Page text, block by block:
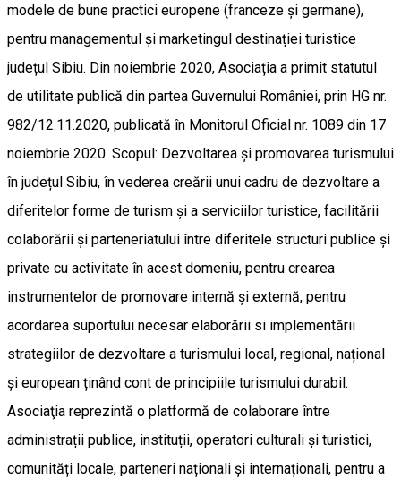
modele de bune practici europene (franceze și germane),
pentru managementul și marketingul destinației turistice
județul Sibiu. Din noiembrie 2020, Asociația a primit statutul
de utilitate publică din partea Guvernului României, prin HG nr.
982/12.11.2020, publicată în Monitorul Oficial nr. 1089 din 17
noiembrie 2020. Scopul: Dezvoltarea și promovarea turismului
în județul Sibiu, în vederea creării unui cadru de dezvoltare a
diferitelor forme de turism și a serviciilor turistice, facilitării
colaborării și parteneriatului între diferitele structuri publice și
private cu activitate în acest domeniu, pentru crearea
instrumentelor de promovare internă și externă, pentru
acordarea suportului necesar elaborării si implementării
strategiilor de dezvoltare a turismului local, regional, național
și european ținând cont de principiile turismului durabil.
Asociaţia reprezintă o platformă de colaborare între
administrații publice, instituții, operatori culturali și turistici,
comunități locale, parteneri naționali și internaționali, pentru a